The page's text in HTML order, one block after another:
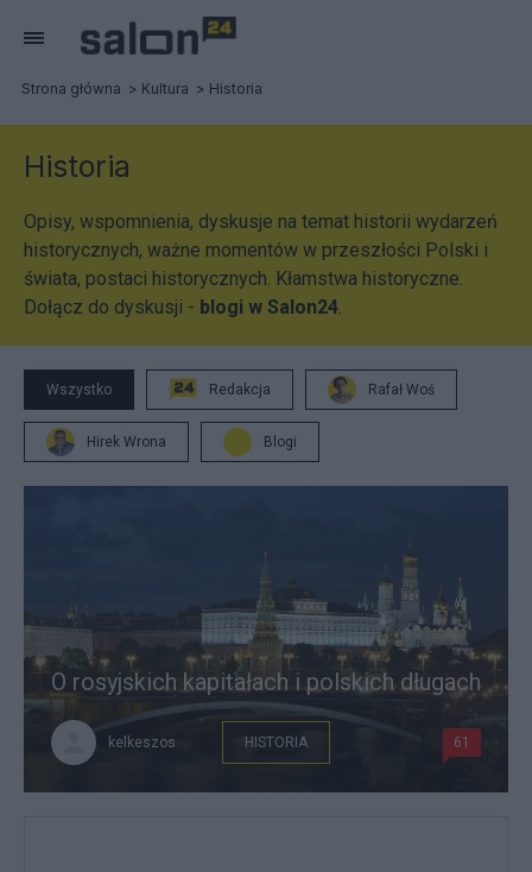
Strona główna Kultura Historia
Historia
Opisy, wspomnienia, dyskusje na temat historii wydarzeń
historycznych, ważne momentów w przeszłości Polski i
świata, postaci historycznych. Kłamstwa historyczne.
Dołącz do dyskusji - blogi w Salon24.
Wszystko Redakcja Rafał Woś
Hirek Wrona Blogi
O rosyjskich kapitałach i polskich długach
kelkeszos HISTORIA 61